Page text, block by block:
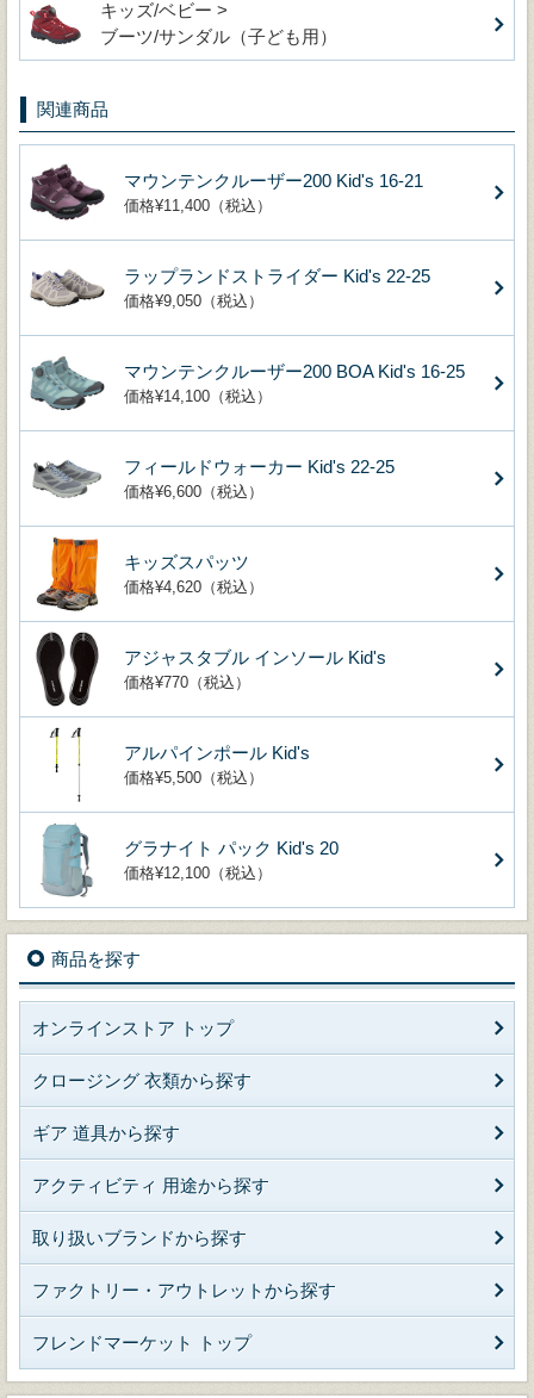
キッズ/ベビー >
ブーツ/サンダル（子ども用）
関連商品
マウンテンクルーザー200 Kid's 16-21
価格¥11,400（税込）
ラップランドストライダー Kid's 22-25
価格¥9,050（税込）
マウンテンクルーザー200 BOA Kid's 16-25
価格¥14,100（税込）
フィールドウォーカー Kid's 22-25
価格¥6,600（税込）
キッズスパッツ
価格¥4,620（税込）
アジャスタブル インソール Kid's
価格¥770（税込）
アルパインポール Kid's
価格¥5,500（税込）
グラナイト パック Kid's 20
価格¥12,100（税込）
商品を探す
オンラインストア トップ
クロージング 衣類から探す
ギア 道具から探す
アクティビティ 用途から探す
取り扱いブランドから探す
ファクトリー・アウトレットから探す
フレンドマーケット トップ